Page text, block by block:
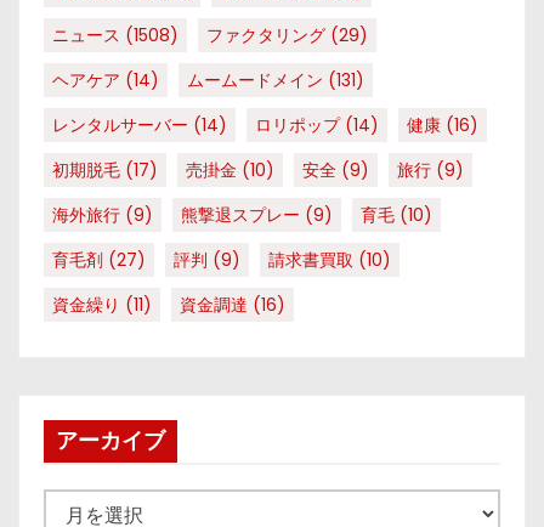
ニュース (1508) ファクタリング (29)
ヘアケア (14) ムームードメイン (131)
レンタルサーバー (14) ロリポップ(14) 健康 (16)
初期脱毛 (17) 売掛金 (10) 安全 (9) 旅行 (9)
海外旅行 (9) 熊撃退スプレー (9) 育毛 (10)
育毛剤 (27) 評判 (9) 請求書買取 (10)
資金繰り (11) 資金調達 (16)
アーカイブ